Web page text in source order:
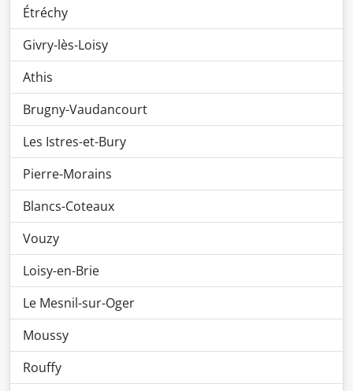
Étréchy
Givry-lès-Loisy
Athis
Brugny-Vaudancourt
Les Istres-et-Bury
Pierre-Morains
Blancs-Coteaux
Vouzy
Loisy-en-Brie
Le Mesnil-sur-Oger
Moussy
Rouffy